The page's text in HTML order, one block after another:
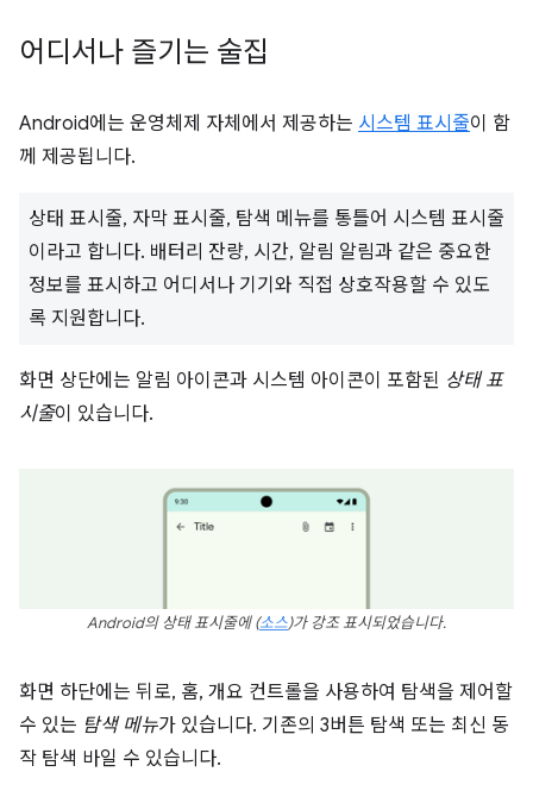
어디서나 즐기는 술집
Android에는 운영체제 자체에서 제공하는 시스템 표시줄이 함
께 제공됩니다.
상태 표시줄, 자막 표시줄, 탐색 메뉴를 통틀어 시스템 표시줄
이라고 합니다. 배터리 잔량, 시간, 알림 알림과 같은 중요한
정보를 표시하고 어디서나 기기와 직접 상호작용할 수 있도
록 지원합니다.
화면 상단에는 알림 아이콘과 시스템 아이콘이 포함된 상태 표
시줄이 있습니다.
Android의 상태 표시줄에(소스)가 강조 표시되었습니다.
화면 하단에는 뒤로, 홈, 개요 컨트롤을 사용하여 탐색을 제어할
수 있는 탐색 메뉴가 있습니다. 기존의 3버튼 탐색 또는 최신 동
작 탐색 바일 수 있습니다.